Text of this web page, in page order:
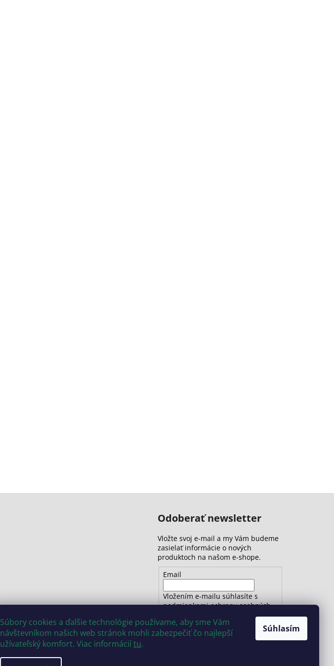
Súbory cookies a ďalšie technológie používame, aby sme Vám
návštevníkom našich web stránok mohli zabezpečiť čo najlepší
užívateľský komfort. Viac informáciítu.
Súhlasím
Odoberať newsletter
Vložte svoj e-mail a my Vám budeme
zasielať informácie o nových
produktoch na našom e-shope.
Email
Vložením e-mailu súhlasíte s
podmienkami ochrany osobných
PRIHLÁSIŤ SA